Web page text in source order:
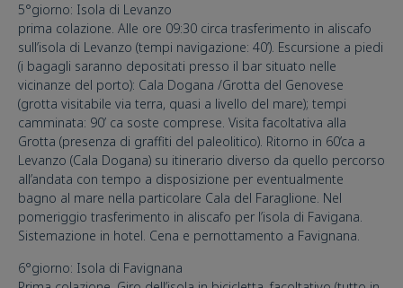
5°giorno: Isola di Levanzo
prima colazione. Alle ore 09:30 circa trasferimento in aliscafo
sull’isola di Levanzo (tempi navigazione: 40’). Escursione a piedi
(i bagagli saranno depositati presso il bar situato nelle
vicinanze del porto): Cala Dogana /Grotta del Genovese
(grotta visitabile via terra, quasi a livello del mare); tempi
camminata: 90’ ca soste comprese. Visita facoltativa alla
Grotta (presenza di graffiti del paleolitico). Ritorno in 60’ca a
Levanzo (Cala Dogana) su itinerario diverso da quello percorso
all’andata con tempo a disposizione per eventualmente
bagno al mare nella particolare Cala del Faraglione. Nel
pomeriggio trasferimento in aliscafo per l’isola di Favigana.
Sistemazione in hotel. Cena e pernottamento a Favignana.
6°giorno: Isola di Favignana